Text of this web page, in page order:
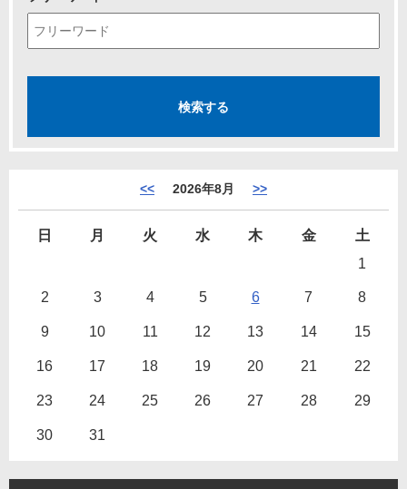
<< 2026年8月 >>
日 月 火 水 木 金
土
1
2 3 4 5 6 7 8
9 10 11 12 13 14 15
16 17 18 19 20 21 22
23 24 25 26 27 28 29
30 31